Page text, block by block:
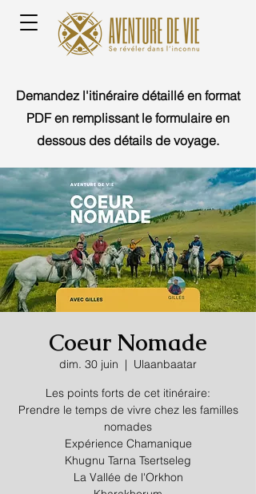
Demandez l'itinéraire détaillé en format
PDF en remplissant le formulaire en
dessous des détails de voyage.
Coeur Nomade
dim. 30 juin
  |
Ulaanbaatar
Les points forts de cet itinéraire:
Prendre le temps de vivre chez les familles
nomades
Expérience Chamanique
Khugnu Tarna Tsertseleg
La Vallée de l'Orkhon